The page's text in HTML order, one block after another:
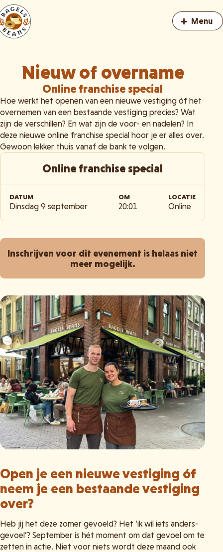
+ Menu
Nieuw of overname
Online franchise special
Hoe werkt het openen van een nieuwe vestiging óf het
overnemen van een bestaande vestiging precies? Wat
zijn de verschillen? En wat zijn de voor- en nadelen? In
deze nieuwe online franchise special hoor je er alles over.
Gewoon lekker thuis vanaf de bank te volgen.
Online franchise special
DATUM
Dinsdag 9 september
OM
20:01
LOCATIE
Online
Inschrijven voor dit evenement is helaas niet
meer mogelijk.
Open je een nieuwe vestiging óf
neem je een bestaande vestiging
over?
Heb jij het deze zomer gevoeld? Het ‘ik wil iets anders-
gevoel’? September is hét moment om dat gevoel om te
zetten in actie. Niet voor niets wordt deze maand ook